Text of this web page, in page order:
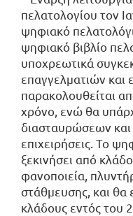
πελατολογίου τον
ψηφιακό
ψηφιακό βιβλίο
υποχρεωτικά
επαγγελματιών και
παρακολουθείται
χρόνο, ενώ θα
διασταυρώσεων και
επιχειρήσεις. Το
ξεκινήσει από
φανοποιεία,
στάθμευσης, και θα
κλάδους εντός του